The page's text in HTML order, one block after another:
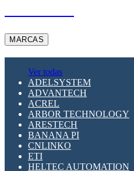
MARCAS
Ver todas
ADELSYSTEM
ADVANTECH
ACREL
ARBOR TECHNOLOGY
ARESTECH
BANANA PI
CNLINKO
ETI
HELTEC AUTOMATION